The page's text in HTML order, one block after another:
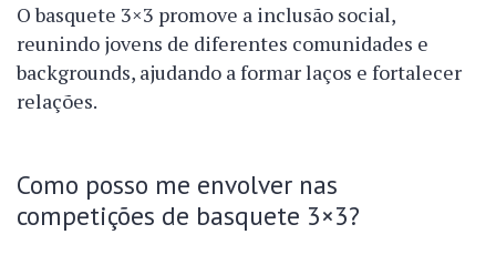
O basquete 3×3 promove a inclusão social,
reunindo jovens de diferentes comunidades e
backgrounds, ajudando a formar laços e fortalecer
relações.
Como posso me envolver nas
competições de basquete 3×3?